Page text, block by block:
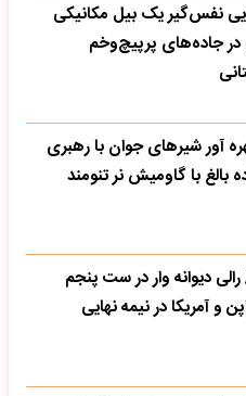
نفس‌گیر یک بیل مکانیکی
در جاده‌های پرپیچ‌وخم
آور شیرهای جوان با رهبری
بالغ با گاومیش نر تنومند
رالی دیوانه وار در ست پنجم
و آمریکا در نیمه نهایی